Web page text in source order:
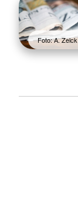
Foto: A.